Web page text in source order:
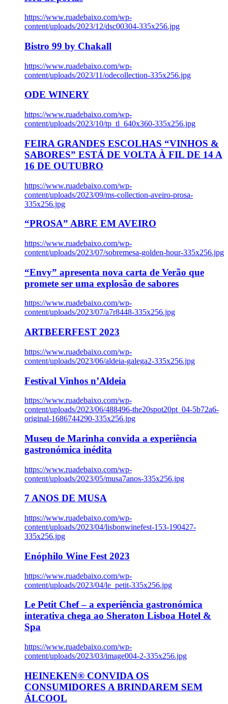
https://www.ruadebaixo.com/wp-
content/uploads/2023/12/dsc00304-335x256.jpg
Bistro 99 by Chakall
https://www.ruadebaixo.com/wp-
content/uploads/2023/11/odecollection-335x256.jpg
ODE WINERY
https://www.ruadebaixo.com/wp-
content/uploads/2023/10/tp_tl_640x360-335x256.jpg
FEIRA GRANDES ESCOLHAS “VINHOS &
SABORES” ESTÁ DE VOLTA À FIL DE 14 A
16 DE OUTUBRO
https://www.ruadebaixo.com/wp-
content/uploads/2023/09/ms-collection-aveiro-prosa-
335x256.jpg
“PROSA” ABRE EM AVEIRO
https://www.ruadebaixo.com/wp-
content/uploads/2023/07/sobremesa-golden-hour-335x256.jpg
“Envy” apresenta nova carta de Verão que
promete ser uma explosão de sabores
https://www.ruadebaixo.com/wp-
content/uploads/2023/07/a7r8448-335x256.jpg
ARTBEERFEST 2023
https://www.ruadebaixo.com/wp-
content/uploads/2023/06/aldeia-galega2-335x256.jpg
Festival Vinhos n’Aldeia
https://www.ruadebaixo.com/wp-
content/uploads/2023/06/488496-the20spot20pt_04-5b72a6-
original-1686744290-335x256.jpg
Museu de Marinha convida a experiência
gastronómica inédita
https://www.ruadebaixo.com/wp-
content/uploads/2023/05/musa7anos-335x256.jpg
7 ANOS DE MUSA
https://www.ruadebaixo.com/wp-
content/uploads/2023/04/lisbonwinefest-153-190427-
335x256.jpg
Enóphilo Wine Fest 2023
https://www.ruadebaixo.com/wp-
content/uploads/2023/04/le_petit-335x256.jpg
Le Petit Chef – a experiência gastronómica
interativa chega ao Sheraton Lisboa Hotel &
Spa
https://www.ruadebaixo.com/wp-
content/uploads/2023/03/image004-2-335x256.jpg
HEINEKEN® CONVIDA OS
CONSUMIDORES A BRINDAREM SEM
ÁLCOOL